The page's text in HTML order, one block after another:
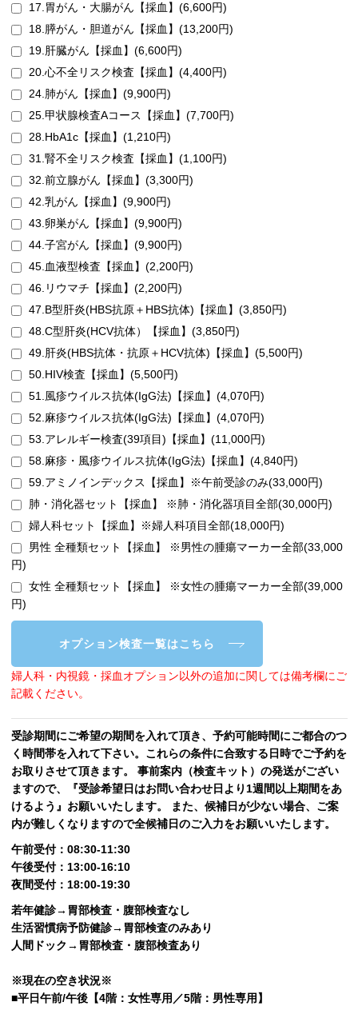
17.胃がん・大腸がん【採血】(6,600円)
18.膵がん・胆道がん【採血】(13,200円)
19.肝臓がん【採血】(6,600円)
20.心不全リスク検査【採血】(4,400円)
24.肺がん【採血】(9,900円)
25.甲状腺検査Aコース【採血】(7,700円)
28.HbA1c【採血】(1,210円)
31.腎不全リスク検査【採血】(1,100円)
32.前立腺がん【採血】(3,300円)
42.乳がん【採血】(9,900円)
43.卵巣がん【採血】(9,900円)
44.子宮がん【採血】(9,900円)
45.血液型検査【採血】(2,200円)
46.リウマチ【採血】(2,200円)
47.B型肝炎(HBS抗原＋HBS抗体)【採血】(3,850円)
48.C型肝炎(HCV抗体）【採血】(3,850円)
49.肝炎(HBS抗体・抗原＋HCV抗体)【採血】(5,500円)
50.HIV検査【採血】(5,500円)
51.風疹ウイルス抗体(IgG法)【採血】(4,070円)
52.麻疹ウイルス抗体(IgG法)【採血】(4,070円)
53.アレルギー検査(39項目)【採血】(11,000円)
58.麻疹・風疹ウイルス抗体(IgG法)【採血】(4,840円)
59.アミノインデックス【採血】※午前受診のみ(33,000円)
肺・消化器セット【採血】 ※肺・消化器項目全部(30,000円)
婦人科セット【採血】※婦人科項目全部(18,000円)
男性 全種類セット【採血】 ※男性の腫瘍マーカー全部(33,000
円)
女性 全種類セット【採血】 ※女性の腫瘍マーカー全部(39,000
円)
オプション検査一覧はこちら
婦人科・内視鏡・採血オプション以外の追加に関しては備考欄にご
記載ください。
受診期間にご希望の期間を入れて頂き、予約可能時間にご都合のつ
く時間帯を入れて下さい。これらの条件に合致する日時でご予約を
お取りさせて頂きます。 事前案内（検査キット）の発送がござい
ますので、『受診希望日はお問い合わせ日より1週間以上期間をあ
けるよう』お願いいたします。 また、候補日が少ない場合、ご案
内が難しくなりますので全候補日のご入力をお願いいたします。
午前受付：08:30-11:30
午後受付：13:00-16:10
夜間受付：18:00-19:30
若年健診→胃部検査・腹部検査なし
生活習慣病予防健診→胃部検査のみあり
人間ドック→胃部検査・腹部検査あり
※現在の空き状況※
■平日午前/午後【4階：女性専用／5階：男性専用】